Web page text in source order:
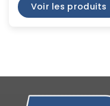
Voir les produits